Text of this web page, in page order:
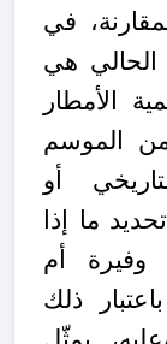
في
هي
الأمطار
الموسم
أو
ما إذا
أم
ذلك